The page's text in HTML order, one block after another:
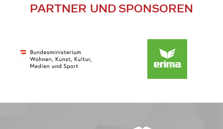
PARTNER UND SPONSOREN